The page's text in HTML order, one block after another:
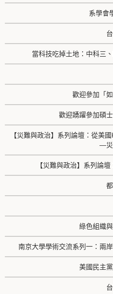
系學會
當科技吃掉土地：中科三
歡迎參加「
歡迎踴躍參加碩
【災難與政治】系列論壇：從美
—災
【災難與政治】系列論
綠色組織
南京大學學術交流系列一：兩
美國民主